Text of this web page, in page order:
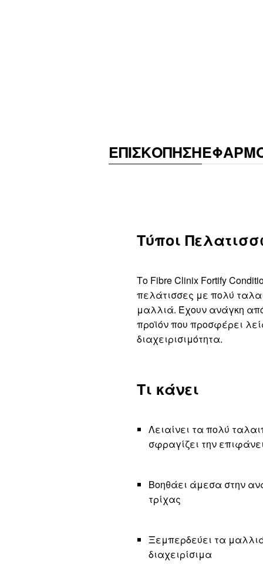
ΕΠΙΣΚΟΠΗΣΗ
Τύποι
Το Fibre Clinix Fortify
πελάτισσες με πολύ
μαλλιά. Έχουν ανάγκη
προϊόν που προσφέρει
διαχειρισιμότητα.
Τι κάνει
Λειαίνει τα πολύ
σφραγίζει την
Βοηθάει άμεσα στην
τρίχας
Ξεμπερδεύει τα
διαχειρίσιμα